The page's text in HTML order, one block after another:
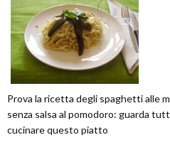
Prova la ricetta degli spaghetti alle
senza salsa al pomodoro: guarda
cucinare questo piatto